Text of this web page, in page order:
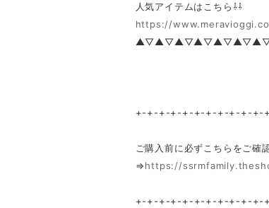
人気アイテムはこちら⇩⇩
https://
+-+-+-+-+-+-+-+-+-+-+-
ご購入前に必ずこちらをご確
⇒https://
+-+-+-+-+-+-+-+-+-+-+-